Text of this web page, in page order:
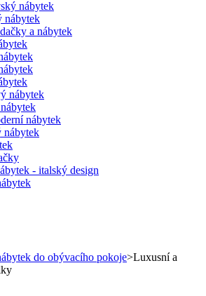
nábytek
nábytek
a nábytek
nábytek
nábytek
nábytek
- italský design
do obývacího pokoje>Luxusní a